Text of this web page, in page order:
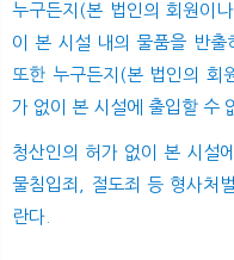
누구든지(본 법인의 회원이
이 본 시설 내의 물품을 반출
또한 누구든지(본 법인의 회
가 없이 본 시설에 출입할 수
청산인의 허가 없이 본 시설
물침입죄, 절도죄 등 형사처
란다.